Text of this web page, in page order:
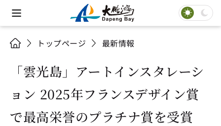
トップページ 最新情報
「雲光島」アートインスタレーシ
ョン 2025年フランスデザイン賞
で最高栄誉のプラチナ賞を受賞